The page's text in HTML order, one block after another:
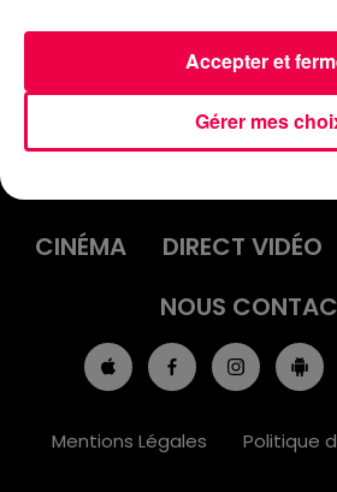
INFOS
CINÉMA
DIRECT VIDÉO
NOUS
Mentions Légales Politique
Gérer mes
Accepter et